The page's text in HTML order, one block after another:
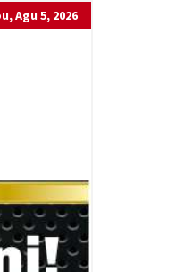
Agu 5, 2026